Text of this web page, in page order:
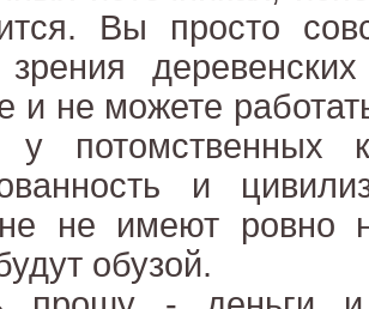
Вы просто
зрения
и не можете
у потомственных
и
не имеют ровно
обузой.